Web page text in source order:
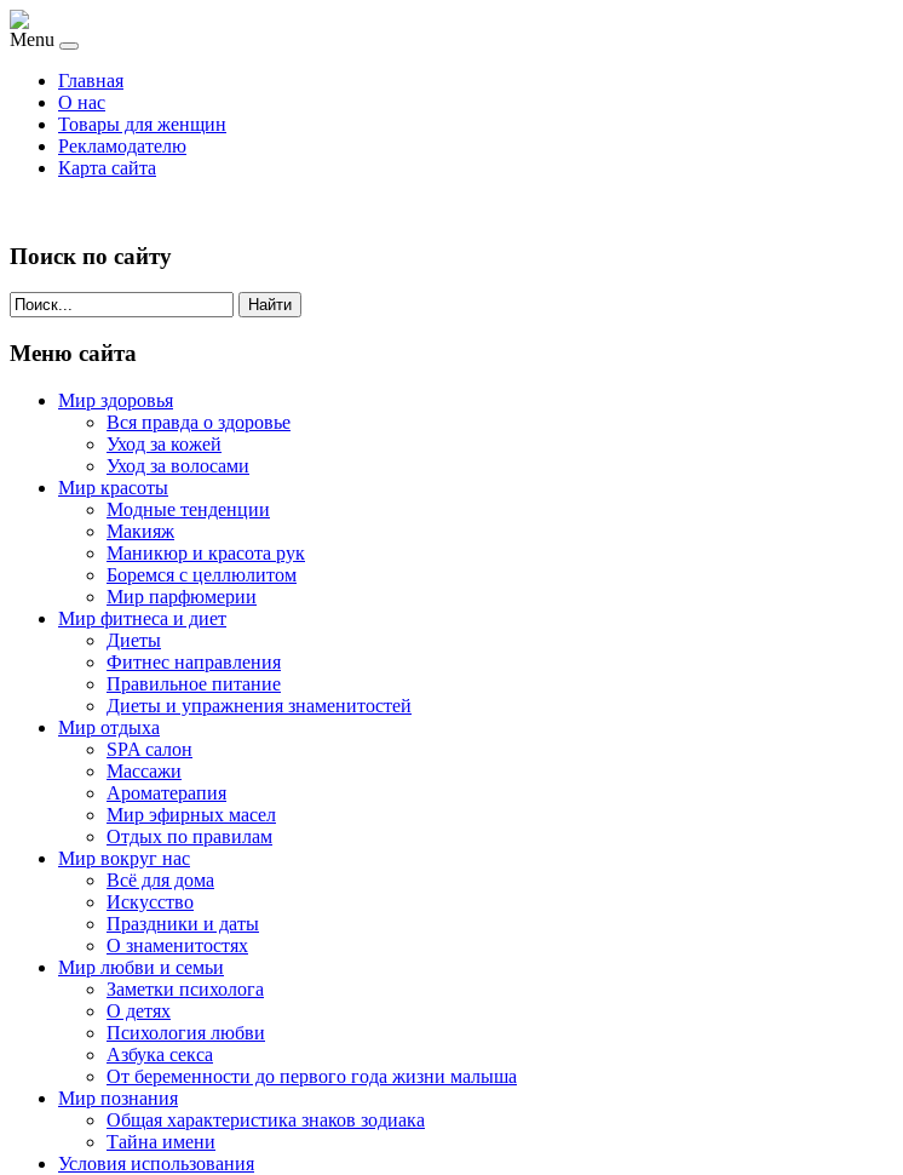
Menu
Главная
О нас
Товары для женщин
Рекламодателю
Карта сайта
Поиск по сайту
Найти
Меню сайта
Мир здоровья
Вся правда о здоровье
Уход за кожей
Уход за волосами
Мир красоты
Модные тенденции
Макияж
Маникюр и красота рук
Боремся с целлюлитом
Мир парфюмерии
Мир фитнеса и диет
Диеты
Фитнес направления
Правильное питание
Диеты и упражнения знаменитостей
Мир отдыха
SPA салон
Массажи
Ароматерапия
Мир эфирных масел
Отдых по правилам
Мир вокруг нас
Всё для дома
Искусство
Праздники и даты
О знаменитостях
Мир любви и семьи
Заметки психолога
О детях
Психология любви
Азбука секса
От беременности до первого года жизни малыша
Мир познания
Общая характеристика знаков зодиака
Тайна имени
Условия использования